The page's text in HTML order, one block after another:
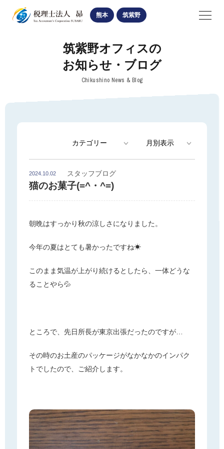
SUBARU 熊本 筑紫野
熊本オフィス
筑紫野オフィス
医業経営関係
お知らせ・ブログ
筑紫野オフィスの記事
お見積り請求
navigation
筑紫野オフィスの
お知らせ・ブログ
Chikushino News & Blog
2024.10.02 スタッフブログ
猫のお菓子(=^・^=)
朝晩はすっかり秋の涼しさになりました。
今年の夏はとても暑かったですね☀
このまま気温が上がり続けるとしたら、一体どうな
ることやら💦
ところで、先日所長が東京出張だったのですが…
その時のお土産のパッケージがなかなかのインパク
トでしたので、ご紹介します。